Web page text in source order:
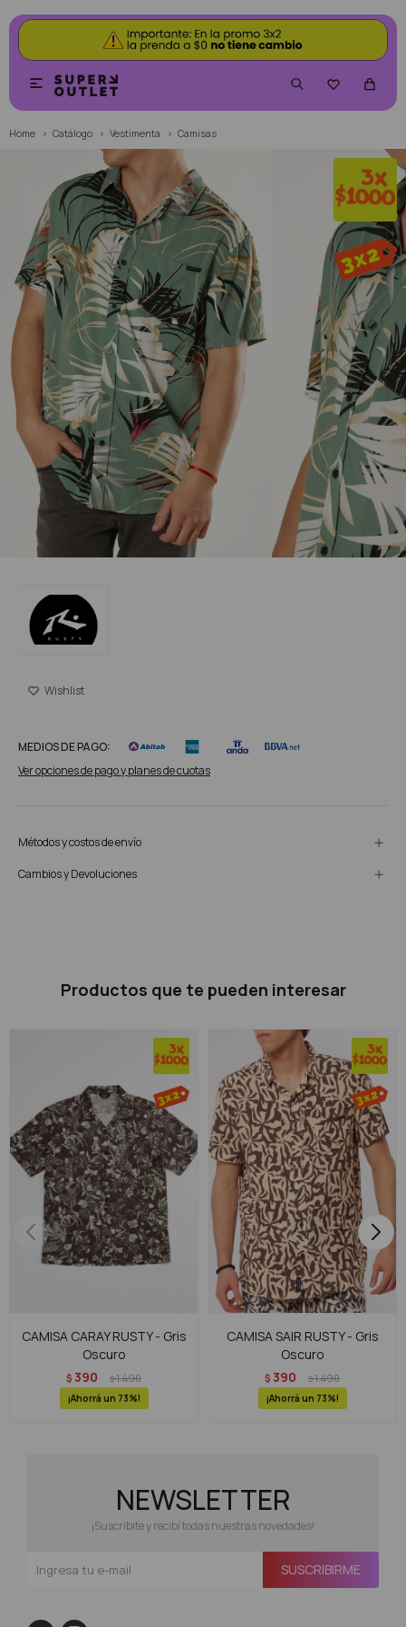


Home Catálogo Vestimenta Camisas
MEDIOS DE PAGO:
Ver opciones de pago y planes de cuotas
Métodos y costos de envío
Cambios y Devoluciones
Productos que te pueden interesar
CAMISA CARAY RUSTY - Gris
Oscuro
$ 390 $1.490
73
CAMISA SAIR RUSTY - Gris
Oscuro
$ 390 $1.490
73
NEWSLETTER
¡Suscribite y recibí todas nuestras novedades!
SUSCRIBIRME